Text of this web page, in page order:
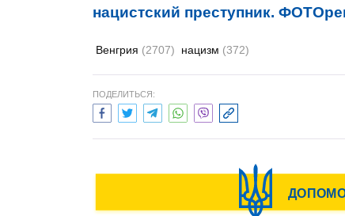
нацистский преступник.
Венгрия (2707) нацизм (372)
ПОДЕЛИТЬСЯ: